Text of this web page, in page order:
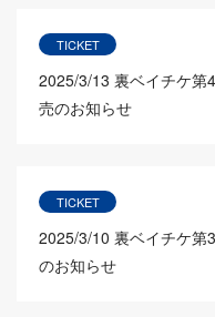
TICKET
2025/3/13 裏ベイチケ第
売のお知らせ
TICKET
2025/3/10 裏ベイチケ第
のお知らせ